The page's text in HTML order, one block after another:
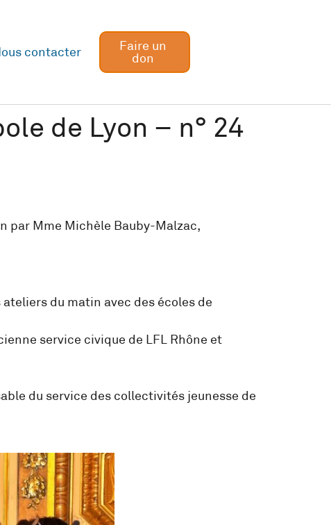
contacter
Faire un
don
de Lyon – n° 24
par Mme Michèle Bauby-Malzac,
du matin avec des écoles de
service civique de LFL Rhône et
du service des collectivités jeunesse de